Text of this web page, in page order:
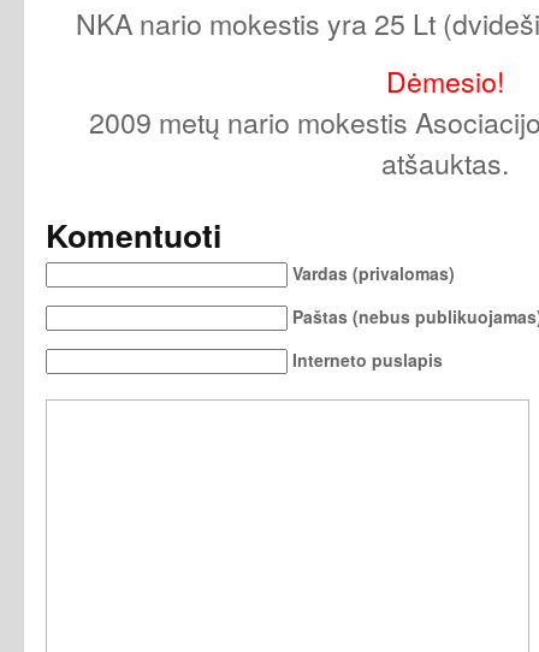
NKA nario mokestis yra 25 Lt
Dėmesio!
2009 metų nario mokestis
atšauktas.
Komentuoti
Vardas (privalomas)
Paštas (nebus
Interneto puslapis